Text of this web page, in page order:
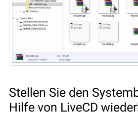
Stellen Sie den
Hilfe von LiveCD